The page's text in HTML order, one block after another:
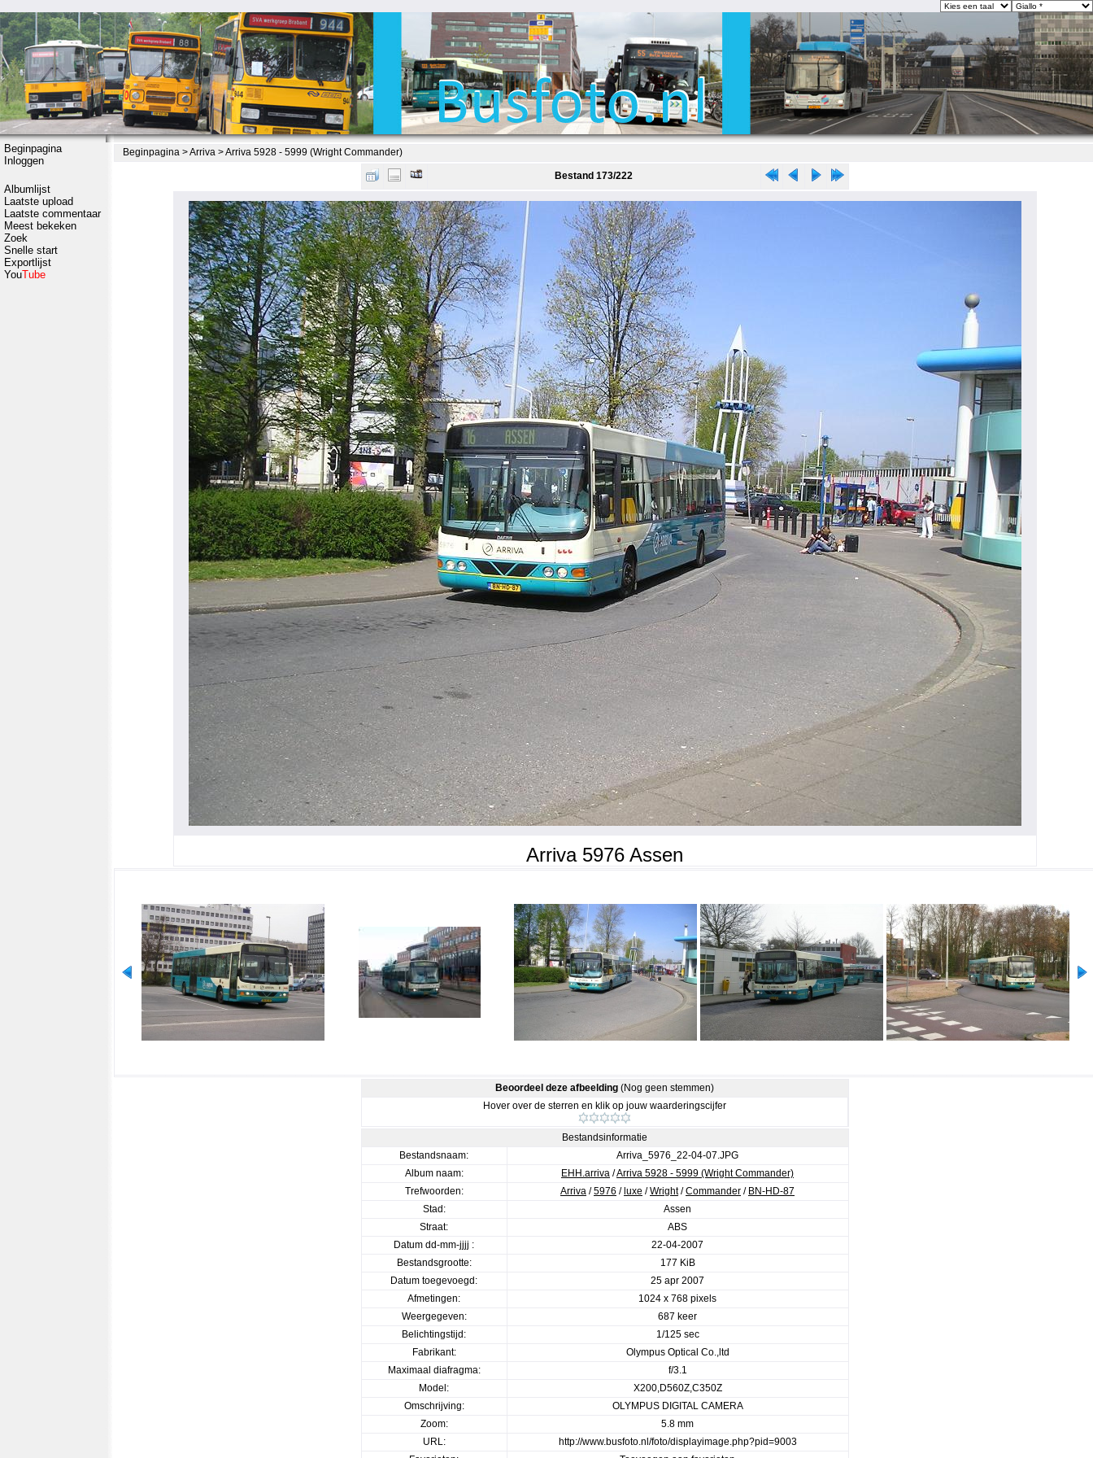
Beginpagina
Inloggen
Albumlijst
Laatste upload
Laatste commentaar
Meest bekeken
Zoek
Snelle start
Exportlijst
YouTube
Beginpagina >Arriva >Arriva 5928 - 5999 (Wright Commander)
Bestand 173/222
Arriva 5976 Assen
Beoordeel deze afbeelding (Nog geen stemmen)
Hover over de sterren en klik op jouw waarderingscijfer
Bestandsinformatie
Bestandsnaam:
Arriva_5976_22-04-07.JPG
Album naam:
EHH.arriva /Arriva 5928 - 5999 (Wright Commander)
Trefwoorden:
Arriva /5976 / luxe /Wright/Commander / BN-HD-87
Stad:
Assen
Straat:
ABS
Datum dd-mm-jjjj :
22-04-2007
Bestandsgrootte:
177 KiB
Datum toegevoegd:
25 apr 2007
Afmetingen:
1024 x 768 pixels
Weergegeven:
687 keer
Belichtingstijd:
1/125 sec
Fabrikant:
Olympus Optical Co.,ltd
Maximaal diafragma:
f/3.1
Model:
X200,D560Z,C350Z
Omschrijving:
OLYMPUS DIGITAL CAMERA
Zoom:
5.8 mm
URL:
http://www.busfoto.nl/foto/displayimage.php?pid=9003